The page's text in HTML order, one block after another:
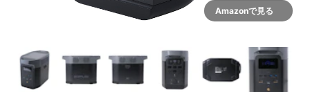
Amazonで見る